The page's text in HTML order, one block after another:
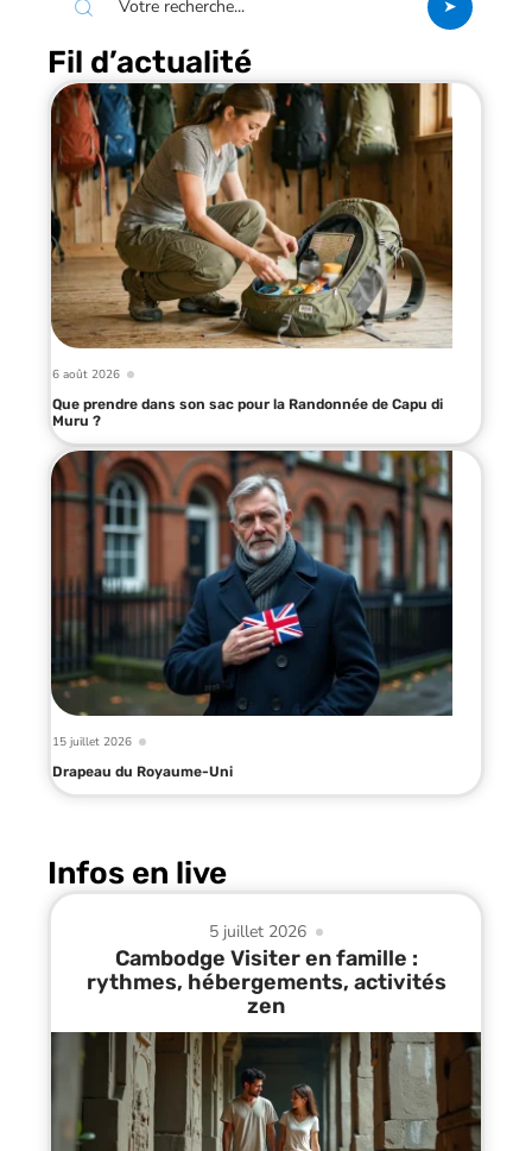
Fil d’actualité
6 août 2026
Que prendre dans son sac pour la Randonnée de Capu di
Muru ?
15 juillet 2026
Drapeau du Royaume-Uni
Infos en live
5 juillet 2026
Cambodge Visiter en famille :
rythmes, hébergements, activités
zen